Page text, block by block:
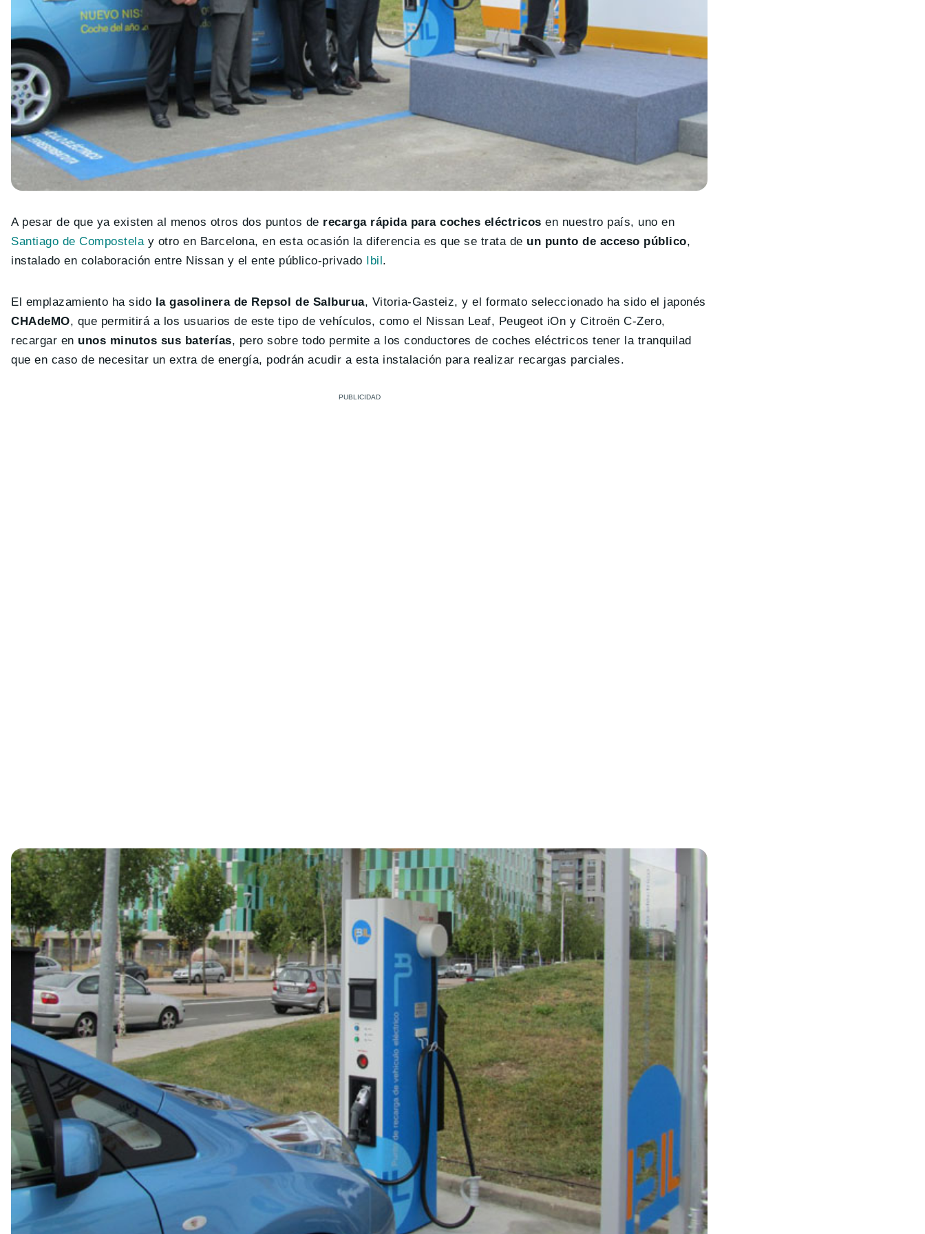
A pesar de que ya existen al menos otros dos puntos de recarga rápida para coches eléctricosen nuestro país, uno en
Santiago de Compostelay otro en Barcelona, en esta ocasión la diferencia es que se trata de un punto de acceso público,
instalado en colaboración entre Nissan y el ente público-privado
Ibil .
El emplazamiento ha sido la gasolinera de Repsol de Salburua, Vitoria-Gasteiz, y el formato seleccionado ha sido el japonés
CHAdeMO, que permitirá a los usuarios de este tipo de vehículos, como el Nissan Leaf, Peugeot iOn y Citroën C-Zero,
recargar en unos minutos sus baterías, pero sobre todo permite a los conductores de coches eléctricos tener la tranquilad
que en caso de necesitar un extra de energía, podrán acudir a esta instalación para realizar recargas parciales.